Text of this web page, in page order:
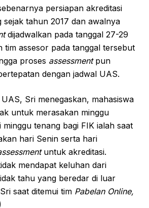
persiapan akreditasi
tahun 2017 dan awalnya
dijadwalkan pada tanggal 27-29
tim assesor pada tanggal tersebut
proses assessment pun
dengan jadwal UAS.
Sri menegaskan, mahasiswa
untuk merasakan minggu
minggu tenang bagi FIK ialah saat
hari Senin serta hari
untuk akreditasi.
mendapat keluhan dari
tahu yang beredar di luar
saat ditemui tim Pabelan Online,